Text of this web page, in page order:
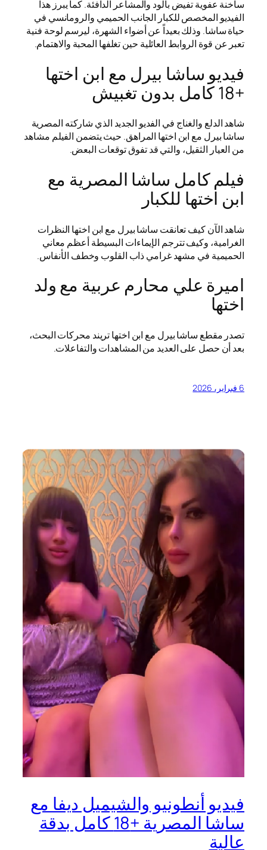
ساخنة عفوية تفيض بالود والمشاعر الدافئة. كما يبرز هذا
الفيديو المخصص للكبار الجانب الحميمي والرومانسي في
حياة ساشا. وذلك بعيداً عن أضواء الشهرة، ليرسم لوحة فنية
تعبر عن قوة الروابط العائلية حين تغلفها المحبة والاهتمام.
فيديو ساشا بيرل مع ابن اختها
+18 كامل بدون تغبيش
شاهد الدلع والغناج في الفديو الجديد الذي شاركته المصرية
ساشا بيرل مع ابن اختها المراهق. حيث يتضمن الفيلم مشاهد
من العيار الثقيل، والتي قد تفوق توقعات البعض.
فيلم كامل ساشا المصرية مع
ابن اختها للكبار
شاهد الآن كيف تعانقت ساشا بيرل مع ابن اختها النظرات
الغرامية، وكيف تترجم الإيماءات البسيطة أعظم معاني
الحميمية في مشهد غرامي ذاب القلوب وخطف الأنفاس.
اميرة علي محارم عربية مع ولد
اختها
تصدر مقطع ساشا بيرل مع ابن اختها تريند محركات البحث،
بعد أن حصل على العديد من المشاهدات والتفاعلات.
6 فبراير، 2026
فيديو أنطونيو والشيميل ديفا مع
ساشا المصرية +18 كامل بدقة
عالية